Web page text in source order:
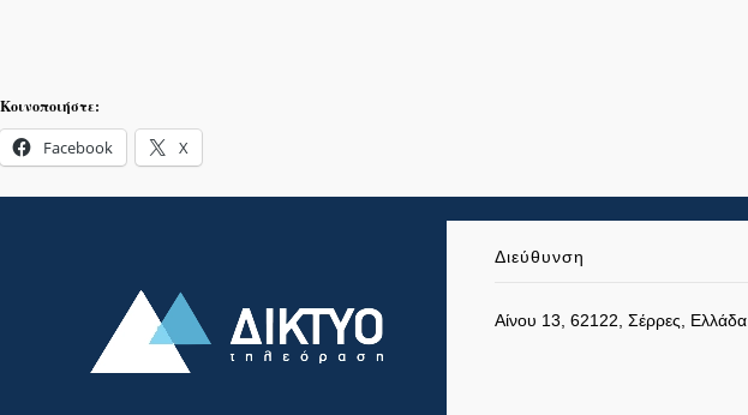
Κοινοποιήστε:
Facebook X
Διεύθυνση
Αίνου 13, 62122, Σέρρες, Ελλάδα